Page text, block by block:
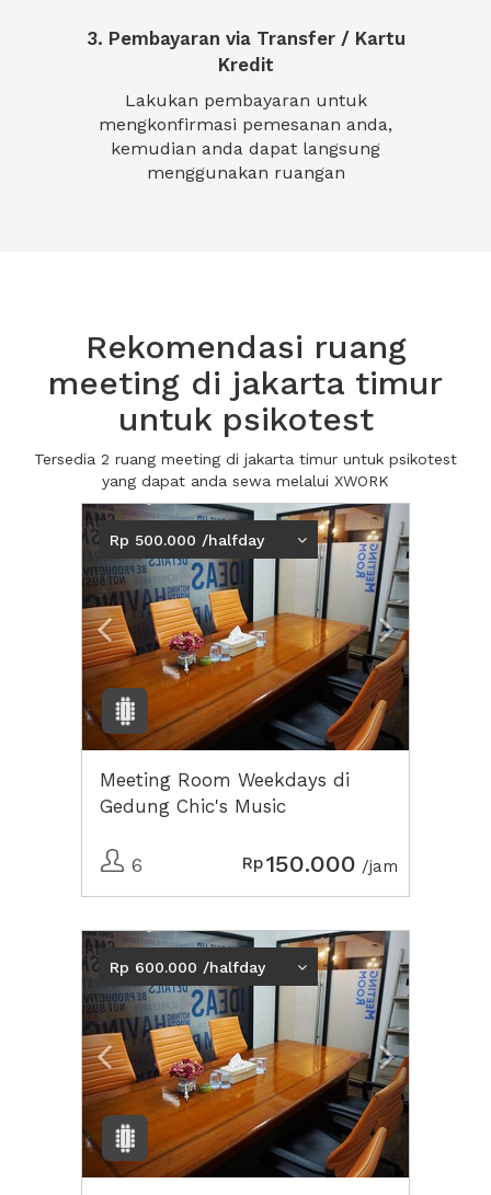
3. Pembayaran via Transfer / Kartu
Kredit
Lakukan pembayaran untuk
mengkonfirmasi pemesanan anda,
kemudian anda dapat langsung
menggunakan ruangan
Rekomendasi ruang
meeting di jakarta timur
untuk psikotest
Tersedia 2 ruang meeting di jakarta timur untuk psikotest
yang dapat anda sewa melalui XWORK
Previous Next2
Rp 500.000 /halfday
Meeting Room Weekdays di
Gedung Chic's Music
6 Rp150.000 /jam
Previous Next2
Rp 600.000 /halfday